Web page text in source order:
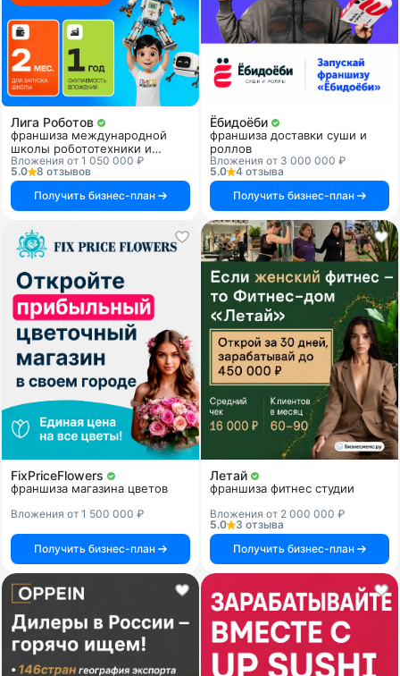
Лига Роботов
франшиза международной
школы робототехники и
программирования
Вложения от 1 050 000 ₽
5.0
8 отзывов
Получить бизнес-план
Ёбидоёби
франшиза доставки суши и
роллов
Вложения от 3 000 000 ₽
5.0
4 отзыва
Получить бизнес-план
FixPriceFlowers
франшиза магазина цветов
Вложения от 1 500 000 ₽
Получить бизнес-план
Летай
франшиза фитнес студии
Вложения от 2 000 000 ₽
5.0
3 отзыва
Получить бизнес-план